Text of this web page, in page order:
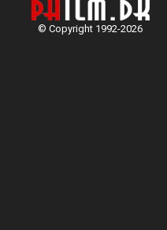
© Copyright 1992-2026